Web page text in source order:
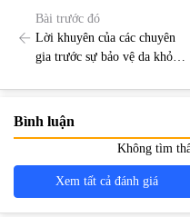
Bài trước đó
Lời khuyên của các chuyên
gia trước sự bảo vệ da khỏi
Bình luận
Không tìm
Xem tất cả đánh giá